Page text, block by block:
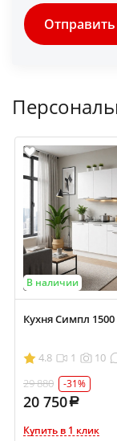
Отправить
В наличии
Кухня Симпл
4.8 1 10
29 880
-31%
20 750
Купить в 1 клик